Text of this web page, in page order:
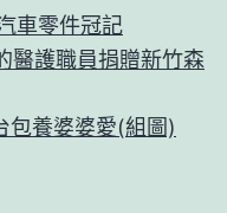
車零件冠記
醫護職員捐贈新竹森
包養婆婆愛(組圖)